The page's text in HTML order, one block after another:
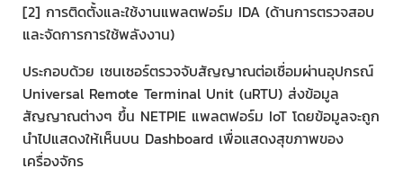
[2] การติดตั้งและใช้งานแพลตฟอร์ม IDA (ด้านการตรวจสอบ
และจัดการการใช้พลังงาน)
ประกอบด้วย เซนเซอร์ตรวจจับสัญญาณต่อเชื่อมผ่านอุปกรณ์
Universal Remote Terminal Unit (uRTU) ส่งข้อมูล
สัญญาณต่างๆ ขึ้น NETPIE แพลตฟอร์ม IoT โดยข้อมูลจะถูก
นำไปแสดงให้เห็นบน Dashboard เพื่อแสดงสุขภาพของ
เครื่องจักร